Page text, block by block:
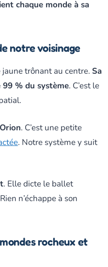
chaque monde à sa
notre voisinage
trônant au centre. Sa
99 % du système. C’est le
. C’est une petite
. Notre système y suit
. Elle dicte le ballet
n’échappe à son
rocheux et